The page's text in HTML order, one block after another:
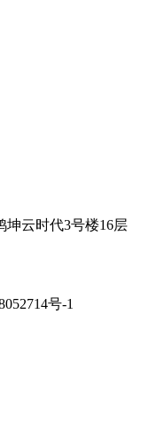
坤云时代3号楼16层
号-1